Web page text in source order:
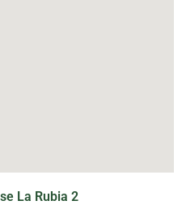
La Rubia 2